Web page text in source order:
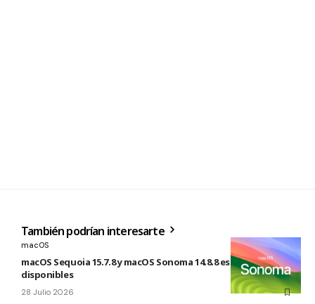
También podrían interesarte
macOS
macOS Sequoia 15.7.8 y macOS Sonoma 14.8.8 están
disponibles
28 Julio 2026